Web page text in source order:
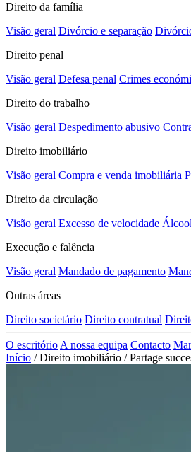
Direito da família
Visão geral Divórcio e separação
Direito penal
Visão geral Defesa penal Crimes
Direito do trabalho
Visão geral Despedimento abusivo
Direito imobiliário
Visão geral Compra e venda imobiliária
Direito da circulação
Visão geral Excesso de velocidade
Execução e falência
Visão geral Mandado de pagamento
Outras áreas
Direito societário Direito contratual
O escritório A nossa equipa Contacto
Início / Direito imobiliário / Partage